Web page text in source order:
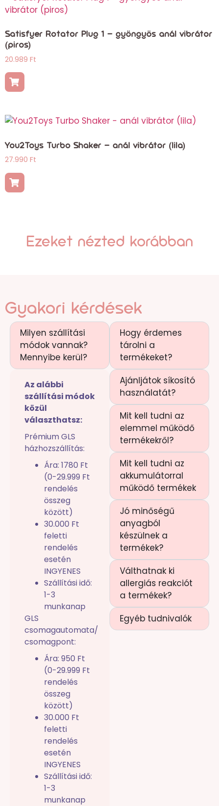
Satisfyer Rotator Plug 1 – gyöngyös anál vibrátor
(piros)
20.989 Ft
You2Toys Turbo Shaker – anál vibrátor (lila)
27.990 Ft
Ezeket nézted korábban
Gyakori kérdések
Milyen szállítási
módok vannak?
Mennyibe kerül?
Az alábbi
szállítási módok
közül
választhatsz:
Prémium GLS
házhozszállítás:
Ára: 1780 Ft
(0-29.999 Ft
rendelés
összeg
között)
30.000 Ft
feletti
rendelés
esetén
INGYENES
Szállítási idő:
1-3
munkanap
GLS
csomagautomata/
csomagpont:
Ára: 950 Ft
(0-29.999 Ft
rendelés
összeg
között)
30.000 Ft
feletti
rendelés
esetén
INGYENES
Szállítási idő:
1-3
munkanap
Hogy érdemes
tárolni a
termékeket?
Ajánljátok síkosító
használatát?
Mit kell tudni az
elemmel működő
termékekről?
Mit kell tudni az
akkumulátorral
működő termékek
Jó minőségű
anyagból
készülnek a
termékek?
Válthatnak ki
allergiás reakciót
a termékek?
Egyéb tudnivalók